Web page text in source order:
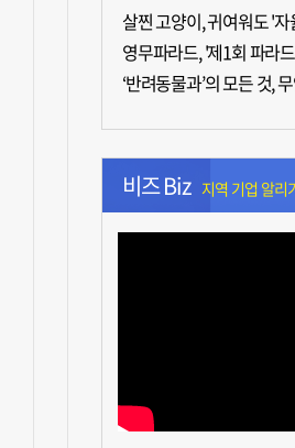
살찐 고양이, 귀여워도 '
영무파라드, '제1회 파라
‘반려동물과’의 모든 것,
비즈 Biz 지역 기업 알리